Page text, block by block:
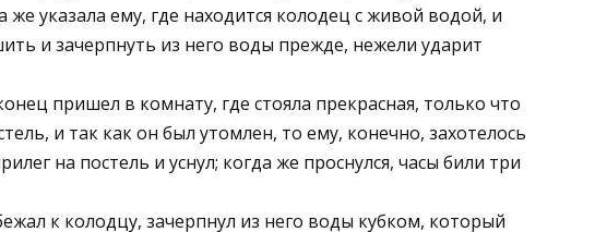
же указала ему, где находится колодец с живой водой, и
и зачерпнуть из него воды прежде, нежели ударит
пришел в комнату, где стояла прекрасная, только что
и так как он был утомлен, то ему, конечно, захотелось
на постель и уснул; когда же проснулся, часы били три
к колодцу, зачерпнул из него воды кубком, который